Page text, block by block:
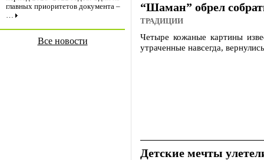
главных приоритетов документа –
…
Все новости
“Шаман” обрел
ТРАДИЦИИ
Четыре кожаные картины
утраченные навсегда,
Детские мечты